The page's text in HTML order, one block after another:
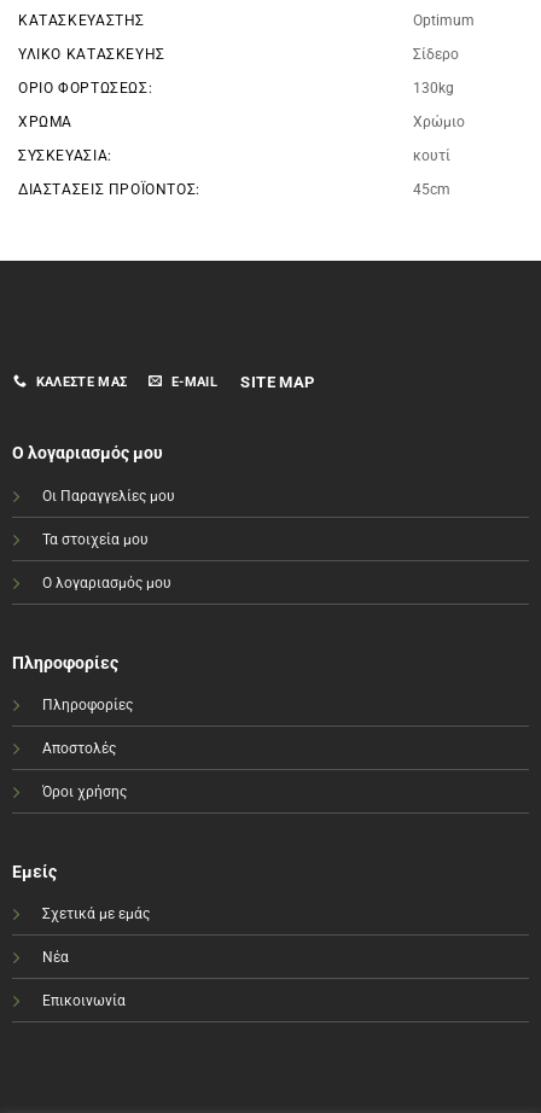
ΚΑΤΑΣΚΕΥΑΣΤΉΣ
Optimum
ΥΛΙΚΌ ΚΑΤΑΣΚΕΥΉΣ
Σίδερο
ΌΡΙΟ ΦΟΡΤΏΣΕΩΣ:
130kg
ΧΡΏΜΑ
Χρώμιο
ΣΥΣΚΕΥΑΣΊΑ:
κουτί
ΔΙΑΣΤΆΣΕΙΣ ΠΡΟΪΌΝΤΟΣ:
45cm
ΚΑΛΈΣΤΕ ΜΑΣ E-MAIL SITE MAP
Ο λογαριασμός μου
Οι Παραγγελίες μου
Τα στοιχεία μου
Ο λογαριασμός μου
Πληροφορίες
Πληροφορίες
Αποστολές
Όροι χρήσης
Εμείς
Σχετικά με εμάς
Νέα
Επικοινωνία